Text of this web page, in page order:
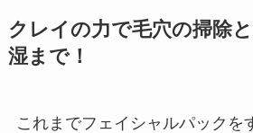
クレイの力で毛穴の掃除
湿まで！
これまでフェイシャルパックを